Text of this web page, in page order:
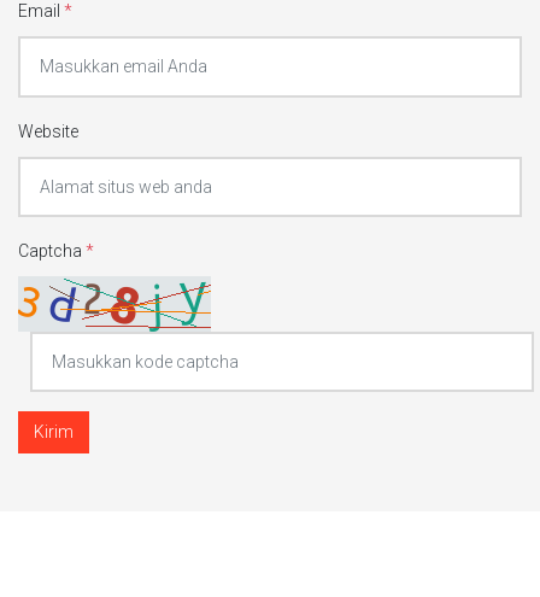
Email *
Website
Captcha *
Kirim